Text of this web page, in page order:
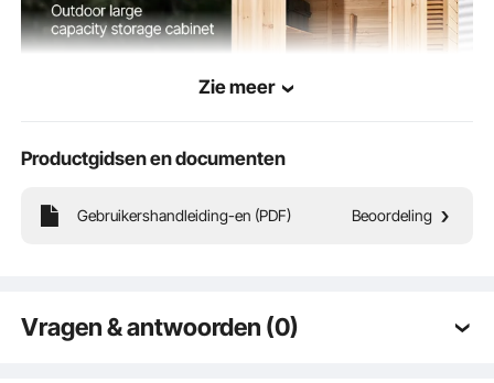
Zie meer
Productgidsen en documenten
Gebruikershandleiding-en (PDF) Beoordeling
Vragen & antwoorden (0)